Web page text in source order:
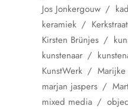
Jos Jonkergouw
keramiek
Kerkstraat
Kirsten Brünjes
kunstenaar
KunstWerk
marjan jaspers
mixed media